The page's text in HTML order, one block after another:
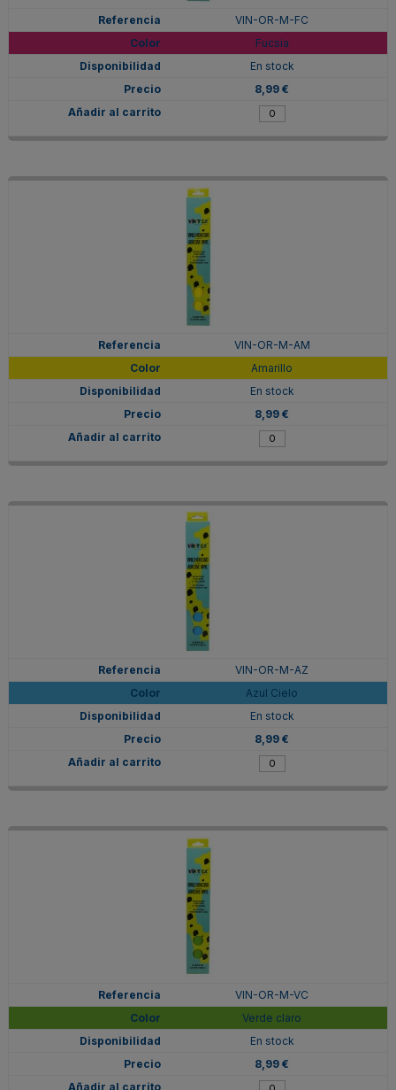
VIN-OR-M-FC
Fucsia
En stock
8,99 €
VIN-OR-M-AM
Amarillo
En stock
8,99 €
VIN-OR-M-AZ
Azul Cielo
En stock
8,99 €
VIN-OR-M-VC
Verde claro
En stock
8,99 €